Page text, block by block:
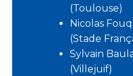
(Toulouse)
Nicolas
(Stade
Sylvain
(Villejuif)